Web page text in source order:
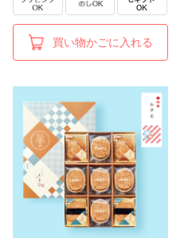
買い物かごに入れる